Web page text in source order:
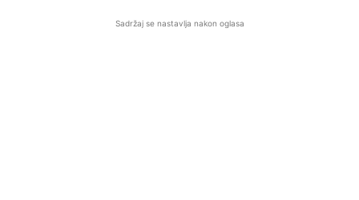
Sadržaj se nastavlja nakon oglasa